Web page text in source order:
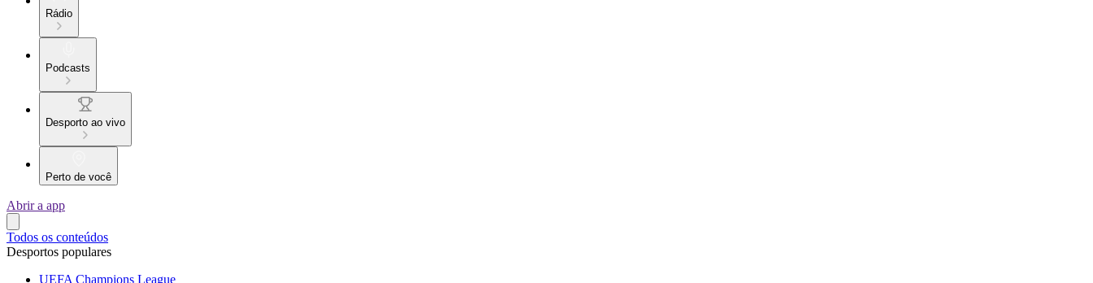
Rádio
Podcasts
Desporto ao vivo
Perto de você
Abrir a app
Todos os conteúdos
Desportos populares
UEFA Champions League